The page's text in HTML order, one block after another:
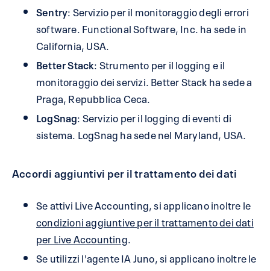
Sentry: Servizio per il monitoraggio degli errori
software. Functional Software, Inc. ha sede in
California, USA.
Better Stack: Strumento per il logging e il
monitoraggio dei servizi. Better Stack ha sede a
Praga, Repubblica Ceca.
LogSnag: Servizio per il logging di eventi di
sistema. LogSnag ha sede nel Maryland, USA.
Accordi aggiuntivi per il trattamento dei dati
Se attivi Live Accounting, si applicano inoltre le
condizioni aggiuntive per il trattamento dei dati
per Live Accounting.
Se utilizzi l'agente IA Juno, si applicano inoltre le